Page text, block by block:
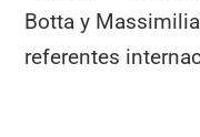
Botta y
referentes